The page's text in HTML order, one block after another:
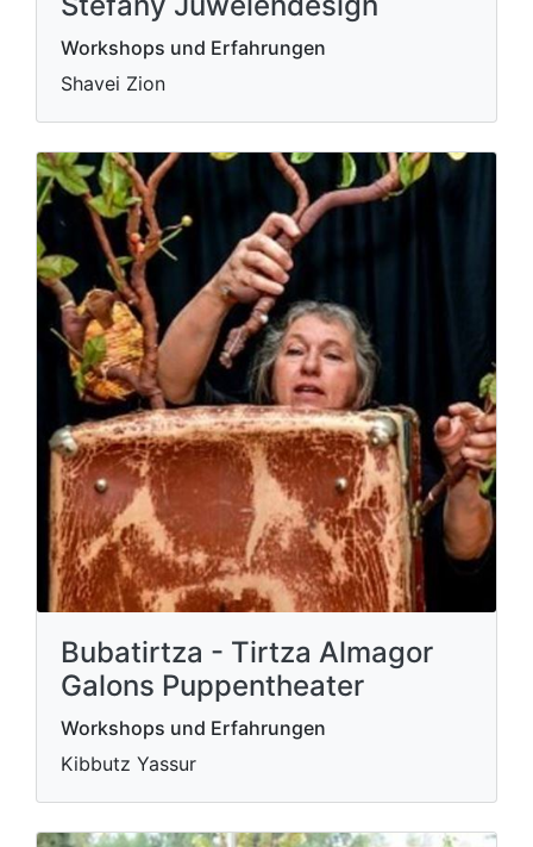
Workshops und Erfahrungen
Shavei Zion
Bubatirtza - Tirtza Almagor
Galons Puppentheater
Workshops und Erfahrungen
Kibbutz Yassur